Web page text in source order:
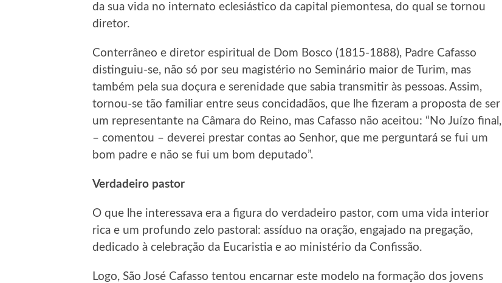
da sua vida no internato eclesiástico da capital piemontesa, do qual se tornou
diretor.
Conterrâneo e diretor espiritual de Dom Bosco (1815-1888), Padre Cafasso
distinguiu-se, não só por seu magistério no Seminário maior de Turim, mas
também pela sua doçura e serenidade que sabia transmitir às pessoas. Assim,
tornou-se tão familiar entre seus concidadãos, que lhe fizeram a proposta de ser
um representante na Câmara do Reino, mas Cafasso não aceitou: “No Juízo final,
– comentou – deverei prestar contas ao Senhor, que me perguntará se fui um
bom padre e não se fui um bom deputado”.
Verdadeiro pastor
O que lhe interessava era a figura do verdadeiro pastor, com uma vida interior
rica e um profundo zelo pastoral: assíduo na oração, engajado na pregação,
dedicado à celebração da Eucaristia e ao ministério da Confissão.
Logo, São José Cafasso tentou encarnar este modelo na formação dos jovens